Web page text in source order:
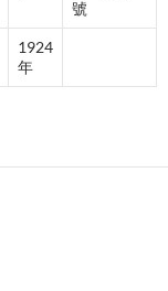
號
1924
年